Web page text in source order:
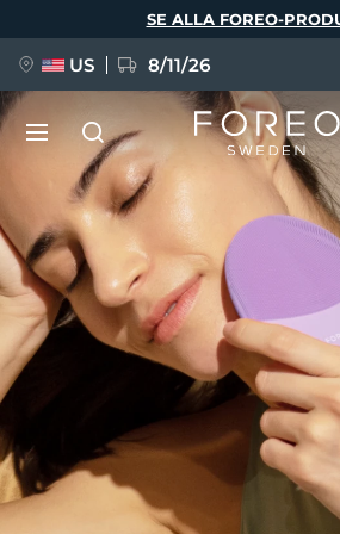
SE ALLA FOREO-
US 8/11/26
Mina
NYHET
FAQ™ Pure Beauty-Tech Elixir
BREAKING NEWS
issa™ Teeth Whitening Set
Språk
English Deutsch
Français
Italiano
Svenska
Türkçe
简体中文